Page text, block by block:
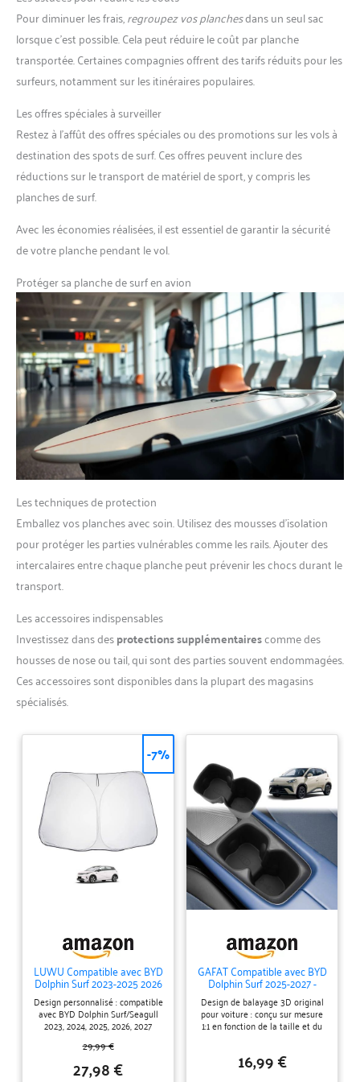
Pour diminuer les frais,regroupez vos planchesdans un seul sac
lorsque c’est possible. Cela peut réduire le coût par planche
transportée. Certaines compagnies offrent des tarifs réduits pour les
surfeurs, notamment sur les itinéraires populaires.
Les offres spéciales à surveiller
Restez à l’affût des offres spéciales ou des promotions sur les vols à
destination des spots de surf. Ces offres peuvent inclure des
réductions sur le transport de matériel de sport, y compris les
planches de surf.
Avec les économies réalisées, il est essentiel de garantir la sécurité
de votre planche pendant le vol.
Protéger sa planche de surf en avion
Les techniques de protection
Emballez vos planches avec soin. Utilisez des mousses d’isolation
pour protéger les parties vulnérables comme les rails. Ajouter des
intercalaires entre chaque planche peut prévenir les chocs durant le
transport.
Les accessoires indispensables
Investissez dans desprotections supplémentairescomme des
housses de nose ou tail, qui sont des parties souvent endommagées.
Ces accessoires sont disponibles dans la plupart des magasins
spécialisés.
LUWU Compatible avec BYD
Dolphin Surf 2023-2025 2026
Protection solaire de voiture
pliable Pare-soleil intérieur
Pare-soleil avant Protection
UV Protection contre la
chaleur Dolphin Surf
Accessoires
Design personnalisé : compatible
avec BYD Dolphin Surf/Seagull
2023, 2024, 2025, 2026, 2027
La protection solaire pour pare-
brise de voiture se déplie
facilement et peut être pliée et
29,99 €
27,98 €
-7%
GAFAT Compatible avec BYD
Dolphin Surf 2025-2027 -
Coque de protection pour
porte-gobelet, en caoutchouc
souple TPE - Pour console
centrale - OEM -
chocs - Accessoire
Design de balayage 3D original
pour voiture : conçu sur mesure
1:1 en fonction de la taille et du
Dolphin Surf/Seagull 2025, 2026,
2027 【Gardez le porte-boissons
16,99 €